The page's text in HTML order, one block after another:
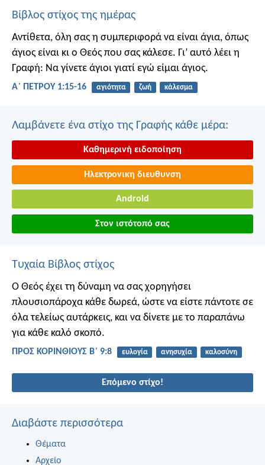
Βίβλος στίχος της ημέρας
Αντίθετα, όλη σας η συμπεριφορά να είναι άγια, όπως
άγιος είναι κι ο Θεός που σας κάλεσε. Γι’ αυτό λέει η
Γραφή: Να γίνετε άγιοι γιατί εγώ είμαι άγιος.
Α΄ ΠΕΤΡΟΥ 1:15-16 αγιότητα ζωή κάλεσμα
Λαμβάνετε ένα στίχο της Γραφής κάθε μέρα:
Καθημερινή ειδοποίηση
Ηλεκτρονικη διευθυνση
Android
Στον ιστότοπό σας
Τυχαία Βίβλος στίχος
Ο Θεός έχει τη δύναμη να σας χορηγήσει
πλουσιοπάροχα κάθε δωρεά, ώστε να είστε πάντοτε σε
όλα τελείως αυτάρκεις, και να δίνετε με το παραπάνω
για κάθε καλό σκοπό.
ΠΡΟΣ ΚΟΡΙΝΘΙΟΥΣ Β΄ 9:8 ευλογία ανησυχία καλοσύνη
Επόμενο στίχο!
Διαβάστε περισσότερα
Θέματα
Αρχείο